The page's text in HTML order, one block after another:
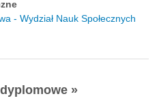
- Wydział Nauk Społecznych
»